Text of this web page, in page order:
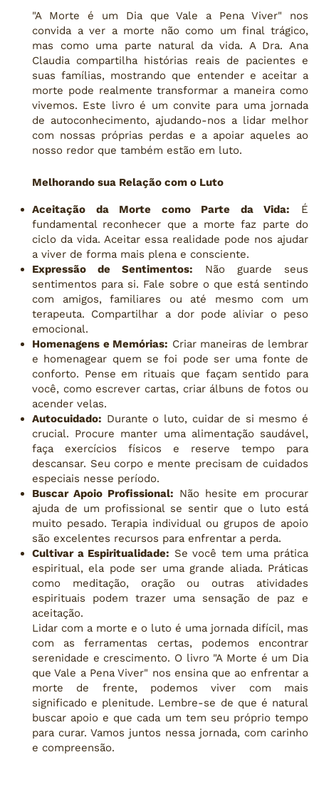
"A Morte é um Dia que Vale a Pena Viver" nos
convida a ver a morte não como um final trágico,
mas como uma parte natural da vida. A Dra. Ana
Claudia compartilha histórias reais de pacientes e
suas famílias, mostrando que entender e aceitar a
morte pode realmente transformar a maneira como
vivemos. Este livro é um convite para uma jornada
de autoconhecimento, ajudando-nos a lidar melhor
com nossas próprias perdas e a apoiar aqueles ao
nosso redor que também estão em luto.
Melhorando sua Relação com o Luto
Aceitação da Morte como Parte da Vida: É
fundamental reconhecer que a morte faz parte do
ciclo da vida. Aceitar essa realidade pode nos ajudar
a viver de forma mais plena e consciente.
Expressão de Sentimentos: Não guarde seus
sentimentos para si. Fale sobre o que está sentindo
com amigos, familiares ou até mesmo com um
terapeuta. Compartilhar a dor pode aliviar o peso
emocional.
Homenagens e Memórias: Criar maneiras de lembrar
e homenagear quem se foi pode ser uma fonte de
conforto. Pense em rituais que façam sentido para
você, como escrever cartas, criar álbuns de fotos ou
acender velas.
Autocuidado: Durante o luto, cuidar de si mesmo é
crucial. Procure manter uma alimentação saudável,
faça exercícios físicos e reserve tempo para
descansar. Seu corpo e mente precisam de cuidados
especiais nesse período.
Buscar Apoio Profissional: Não hesite em procurar
ajuda de um profissional se sentir que o luto está
muito pesado. Terapia individual ou grupos de apoio
são excelentes recursos para enfrentar a perda.
Cultivar a Espiritualidade: Se você tem uma prática
espiritual, ela pode ser uma grande aliada. Práticas
como meditação, oração ou outras atividades
espirituais podem trazer uma sensação de paz e
aceitação.
Lidar com a morte e o luto é uma jornada difícil, mas
com as ferramentas certas, podemos encontrar
serenidade e crescimento. O livro "A Morte é um Dia
que Vale a Pena Viver" nos ensina que ao enfrentar a
morte de frente, podemos viver com mais
significado e plenitude. Lembre-se de que é natural
buscar apoio e que cada um tem seu próprio tempo
para curar. Vamos juntos nessa jornada, com carinho
e compreensão.